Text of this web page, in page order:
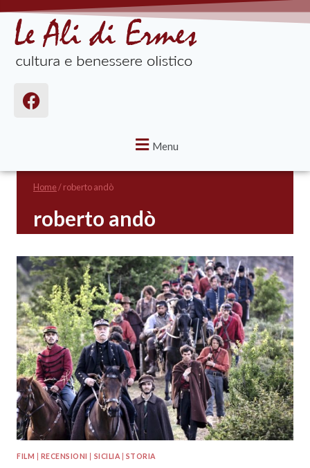
Menu
Home/roberto andò
roberto andò
FILM RECENSIONI SICILIA STORIA